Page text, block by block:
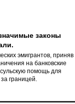
законы
эмигрантов, приняв
на банковские
помощь для
границей.